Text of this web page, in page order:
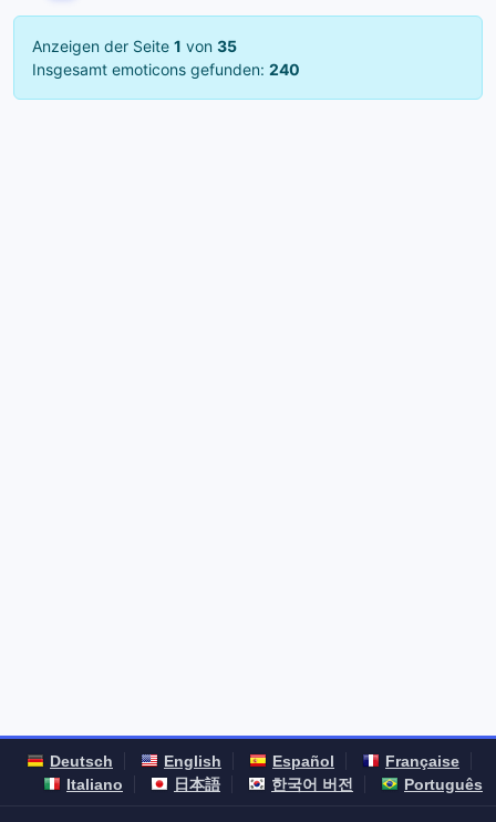
Anzeigen der Seite 1 von 35
Insgesamt emoticons gefunden: 240
Deutsch English Español
Française
Italiano
日本語 한국어 버전 Português